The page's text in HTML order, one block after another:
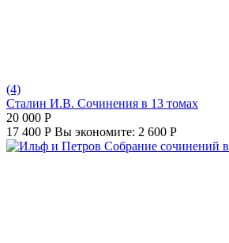
(4)
Сталин И.В. Сочинения в 13 томах
20 000 Р
17 400 Р Вы экономите: 2 600 Р